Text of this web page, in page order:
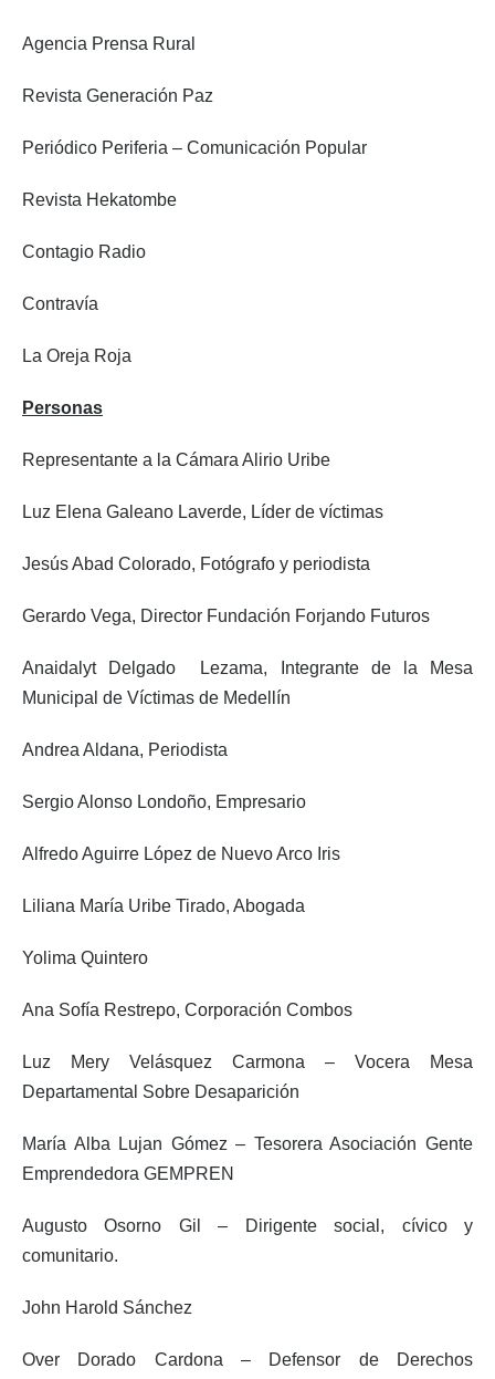
Agencia Prensa Rural
Revista Generación Paz
Periódico Periferia – Comunicación Popular
Revista Hekatombe
Contagio Radio
Contravía
La Oreja Roja
Personas
Representante a la Cámara Alirio Uribe
Luz Elena Galeano Laverde, Líder de víctimas
Jesús Abad Colorado, Fotógrafo y periodista
Gerardo Vega, Director Fundación Forjando Futuros
Anaidalyt Delgado Lezama, Integrante de la Mesa
Municipal de Víctimas de Medellín
Andrea Aldana, Periodista
Sergio Alonso Londoño, Empresario
Alfredo Aguirre López de Nuevo Arco Iris
Liliana María Uribe Tirado, Abogada
Yolima Quintero
Ana Sofía Restrepo, Corporación Combos
Luz Mery Velásquez Carmona – Vocera Mesa
Departamental Sobre Desaparición
María Alba Lujan Gómez – Tesorera Asociación Gente
Emprendedora GEMPREN
Augusto Osorno Gil – Dirigente social, cívico y
comunitario.
John Harold Sánchez
Over Dorado Cardona – Defensor de Derechos